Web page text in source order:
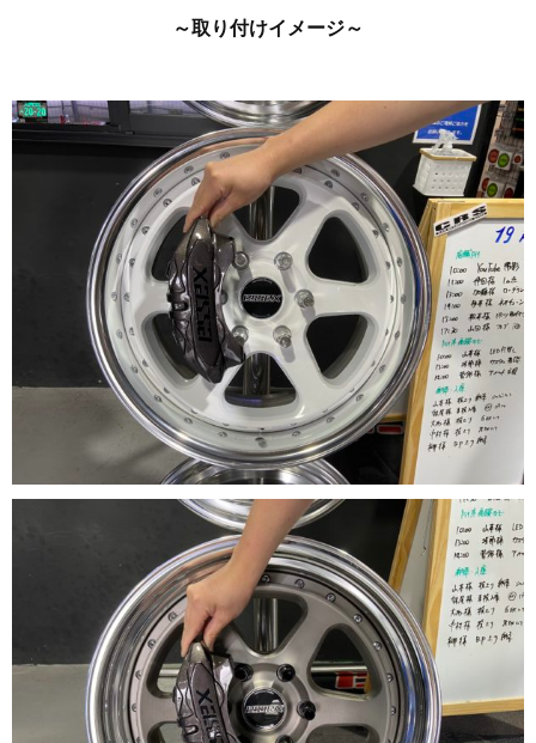
～取り付けイメージ～